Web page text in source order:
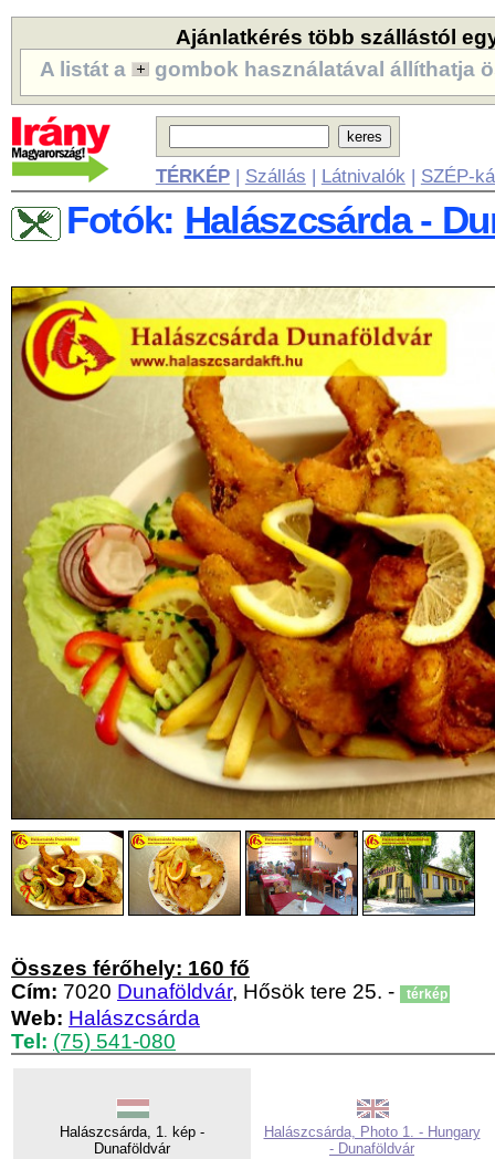
Ajánlatkérés több szállástól
A listát a
gombok használatával állíthatja
TÉRKÉP| Szállás | Látnivalók | SZÉP-
Fotók: Halászcsárda -
Összes férőhely: 160 fő
Cím: 7020 Dunaföldvár, Hősök tere 25. - térkép
Web: Halászcsárda
Tel: (75) 541-080
Halászcsárda, 1. kép -
Dunaföldvár
Halászcsárda, Photo 1. - Hungary
- Dunaföldvár